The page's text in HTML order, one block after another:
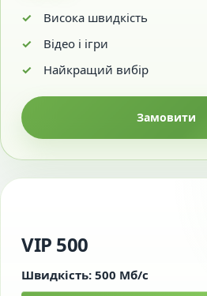
Висока швидкість
Відео і ігри
Найкращий вибір
Замовити
VIP 500
Швидкість: 500 Мб/с